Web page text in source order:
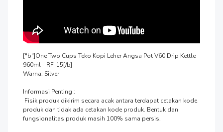
["b"]One Two Cups Teko Kopi Leher Angsa Pot V60 Drip Kettle
960ml - RF-15[/b]
Warna: Silver
Informasi Penting :
produk dan tidak ada cetakan kode produk. Bentuk dan
fungsionalitas produk masih 100% sama persis.